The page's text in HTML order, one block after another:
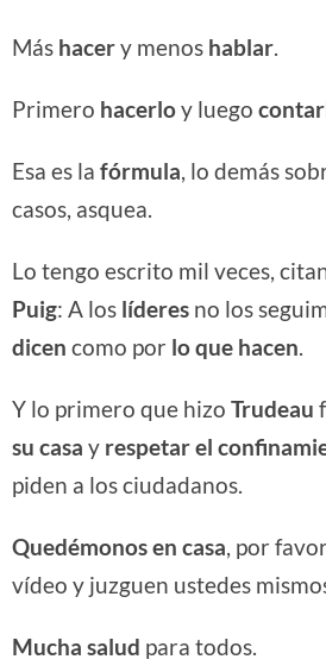
Más hacery menos hablar
Primero hacerloy luego
Esa es la fórmula , lo demás
casos, asquea.
Lo tengo escrito mil veces,
Puig: A los líderes no los
dicen como por lo que hacen
Y lo primero que hizo Trudeau
su casa y respetar el
piden a los ciudadanos.
Quedémonos en casa , por
vídeo y juzguen ustedes
Mucha salud para todos.